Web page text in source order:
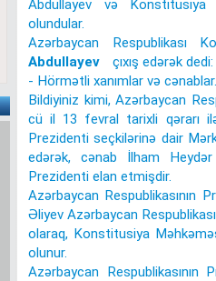
Abdullayev və Konstitusiya
olundular.
Azərbaycan Respublikası
Abdullayev
çıxış edərək dedi:
- Hörmətli xanımlar və cənablar.
Bildiyiniz kimi, Azərbaycan
cü il 13 fevral tarixli qərarı
Prezidenti seçkilərinə dair
edərək, cənab İlham Heydər
Prezidenti elan etmişdir.
Azərbaycan Respublikasının
Əliyev Azərbaycan
olaraq, Konstitusiya
olunur.
Azərbaycan Respublikasının